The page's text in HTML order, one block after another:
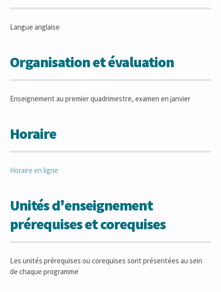
Langue anglaise
Organisation et évaluation
Enseignement au premier quadrimestre, examen en janvier
Horaire
Horaire en ligne
Unités d'enseignement
prérequises et corequises
Les unités prérequises ou corequises sont présentées au sein
de chaque programme